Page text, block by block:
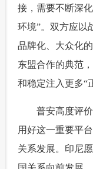
接，需要不断深
环境”。双方应以
品牌化、大众化
东盟合作的典范
和稳定注入更多“
普安高度评价
用好这一重要平
关系发展。印尼